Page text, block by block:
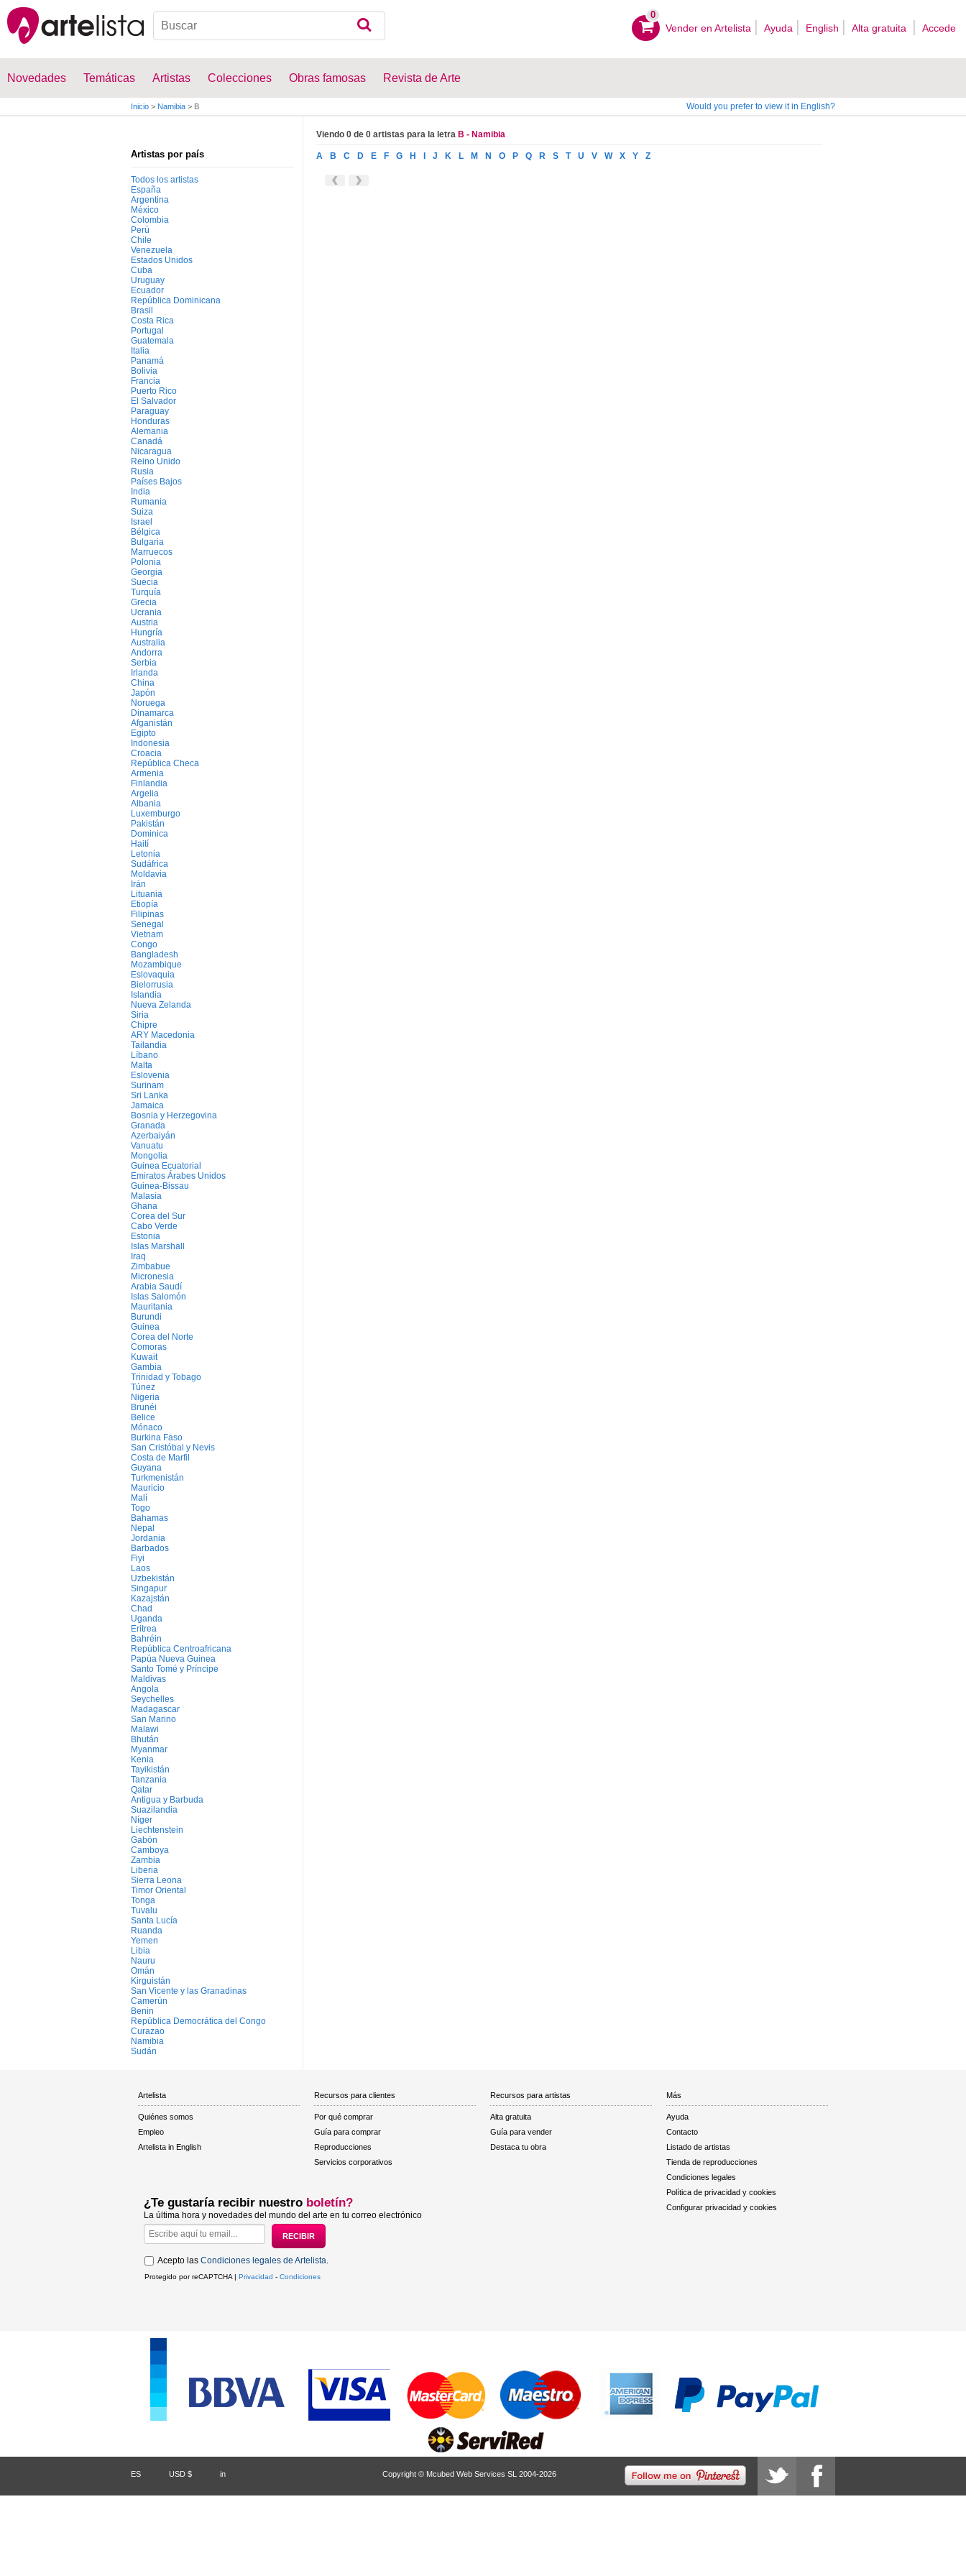
0
Vender en Artelista Ayuda English Alta gratuita Accede
Novedades Temáticas Artistas Colecciones Obras famosas Revista de Arte
Inicio > Namibia > B Would you prefer to view it in English?
Artistas por país
Todos los artistas
España
Argentina
México
Colombia
Perú
Chile
Venezuela
Estados Unidos
Cuba
Uruguay
Ecuador
República Dominicana
Brasil
Costa Rica
Portugal
Guatemala
Italia
Panamá
Bolivia
Francia
Puerto Rico
El Salvador
Paraguay
Honduras
Alemania
Canadá
Nicaragua
Reino Unido
Rusia
Países Bajos
India
Rumania
Suiza
Israel
Bélgica
Bulgaria
Marruecos
Polonia
Georgia
Suecia
Turquía
Grecia
Ucrania
Austria
Hungría
Australia
Andorra
Serbia
Irlanda
China
Japón
Noruega
Dinamarca
Afganistán
Egipto
Indonesia
Croacia
República Checa
Armenia
Finlandia
Argelia
Albania
Luxemburgo
Pakistán
Dominica
Haití
Letonia
Sudáfrica
Moldavia
Irán
Lituania
Etiopía
Filipinas
Senegal
Vietnam
Congo
Bangladesh
Mozambique
Eslovaquia
Bielorrusia
Islandia
Nueva Zelanda
Siria
Chipre
ARY Macedonia
Tailandia
Líbano
Malta
Eslovenia
Surinam
Sri Lanka
Jamaica
Bosnia y Herzegovina
Granada
Azerbaiyán
Vanuatu
Mongolia
Guinea Ecuatorial
Emiratos Árabes Unidos
Guinea-Bissau
Malasia
Ghana
Corea del Sur
Cabo Verde
Estonia
Islas Marshall
Iraq
Zimbabue
Micronesia
Arabia Saudí
Islas Salomón
Mauritania
Burundi
Guinea
Corea del Norte
Comoras
Kuwait
Gambia
Trinidad y Tobago
Túnez
Nigeria
Brunéi
Belice
Mónaco
Burkina Faso
San Cristóbal y Nevis
Costa de Marfil
Guyana
Turkmenistán
Mauricio
Malí
Togo
Bahamas
Nepal
Jordania
Barbados
Fiyi
Laos
Uzbekistán
Singapur
Kazajstán
Chad
Uganda
Eritrea
Bahréin
República Centroafricana
Papúa Nueva Guinea
Santo Tomé y Príncipe
Maldivas
Angola
Seychelles
Madagascar
San Marino
Malawi
Bhután
Myanmar
Kenia
Tayikistán
Tanzania
Qatar
Antigua y Barbuda
Suazilandia
Níger
Liechtenstein
Gabón
Camboya
Zambia
Liberia
Sierra Leona
Timor Oriental
Tonga
Tuvalu
Santa Lucía
Ruanda
Yemen
Libia
Nauru
Omán
Kirguistán
San Vicente y las Granadinas
Camerún
Benin
República Democrática del Congo
Curazao
Namibia
Sudán
Viendo 0 de 0 artistas para la letra B - Namibia
A B C D E F G H J K L M N O P Q R S T U V W X Y Z
Artelista
Quiénes somos
Empleo
Artelista in English
Recursos para clientes
Por qué comprar
Guía para comprar
Reproducciones
Servicios corporativos
Recursos para artistas
Alta gratuita
Guía para vender
Destaca tu obra
Más
Ayuda
Contacto
Listado de artistas
Tienda de reproducciones
Condiciones legales
Política de privacidad y cookies
Configurar privacidad y cookies
¿Te gustaría recibir nuestro boletín?
La última hora y novedades del mundo del arte en tu correo electrónico
Acepto las Condiciones legales de Artelista.
Protegido por reCAPTCHA | Privacidad - Condiciones
ES USD $ in Copyright © Mcubed Web Services SL 2004-2026